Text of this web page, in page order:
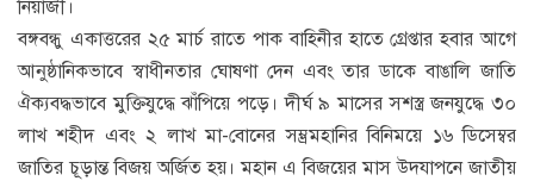
নিয়াজী।
বঙ্গবন্ধু একাত্তরের ২৫ মার্চ রাতে পাক বাহিনীর হাতে গ্রেপ্তার হবার আগে
আনুষ্ঠানিকভাবে স্বাধীনতার ঘোষণা দেন এবং তার ডাকে বাঙালি জাতি
ঐক্যবদ্ধভাবে মুক্তিযুদ্ধে ঝাঁপিয়ে পড়ে। দীর্ঘ ৯ মাসের সশস্ত্র জনযুদ্ধে ৩০
লাখ শহীদ এবং ২ লাখ মা-বোনের সম্ভ্রমহানির বিনিময়ে ১৬ ডিসেম্বর
জাতির চূড়ান্ত বিজয় অর্জিত হয়। মহান এ বিজয়ের মাস উদযাপনে জাতীয়